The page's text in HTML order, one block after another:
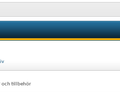
och tillbehör